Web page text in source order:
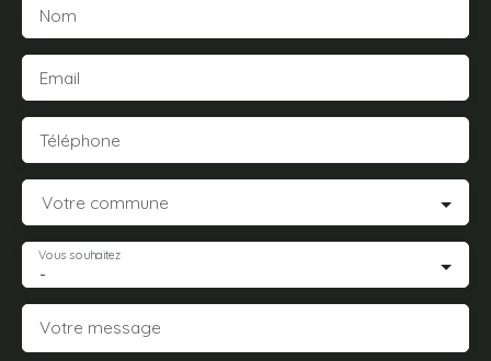
Nom
Email
Téléphone
Votre commune
-
Vous souhaitez
Votre message